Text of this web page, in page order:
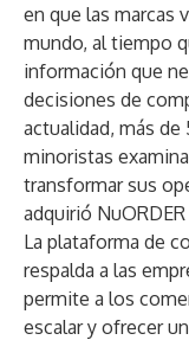
en que las marcas
mundo, al tiempo
información que
decisiones de
actualidad, más de
minoristas
transformar sus
adquirió NuORDER
La plataforma de
respalda a las
permite a los
escalar y ofrecer